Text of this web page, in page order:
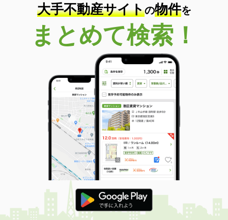
大手不動産サイトの物件を
まとめて検索！